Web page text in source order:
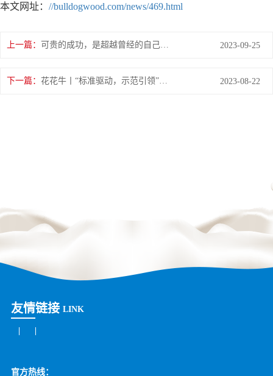
本文网址： //bulldogwood.com/news/469.html
上一篇： 2023-09-25
下一篇： 2023-08-22
友情链接 LINK
官方热线：